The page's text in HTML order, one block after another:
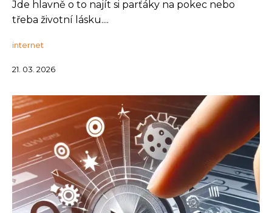
Jde hlavně o to najít si parťáky na pokec nebo
třeba životní lásku....
internet
21. 03. 2026